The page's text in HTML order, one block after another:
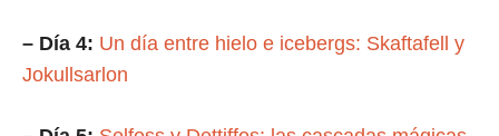
– Día 4: Un día entre hielo e icebergs: Skaftafell y
Jokullsarlon